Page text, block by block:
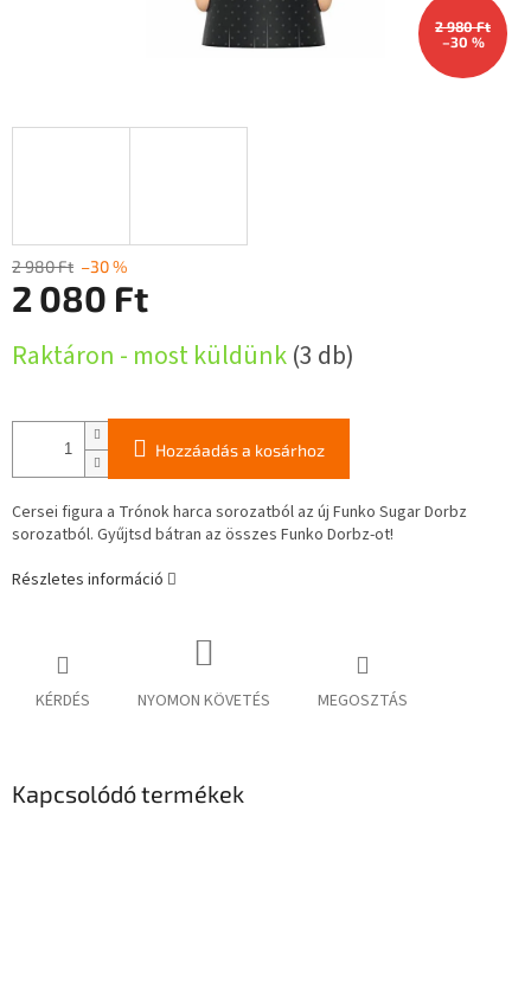
2 980 Ft
–30 %
2 980 Ft –30 %
2 080 Ft
Raktáron - most küldünk(3 db)
Hozzáadás a kosárhoz
Cersei figura a Trónok harca sorozatból az új Funko Sugar Dorbz
sorozatból. Gyűjtsd bátran az összes Funko Dorbz-ot!
Részletes információ
KÉRDÉS NYOMON KÖVETÉS MEGOSZTÁS
Kapcsolódó termékek